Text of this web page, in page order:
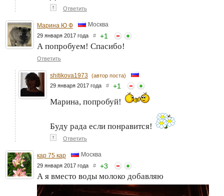
↑ Ответить
Марина Ю Ф Москва
29 января 2017 года # +1
А попробуем! Спасибо!
Ответить
shitikova1973 (автор поста)
29 января 2017 года # +1
Марина, попробуй!
Буду рада если понравится!
↑ Ответить
кар 75 кар Москва
29 января 2017 года # +3
А я вместо воды молоко добавляю